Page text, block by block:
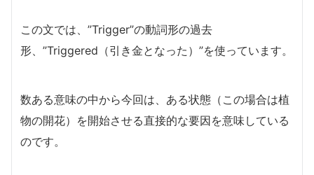
この文では、”Trigger”の動詞形の過去
形、”Triggered（引き金となった）”を使っています。
数ある意味の中から今回は、ある状態（この場合は植
物の開花）を開始させる直接的な要因を意味している
のです。